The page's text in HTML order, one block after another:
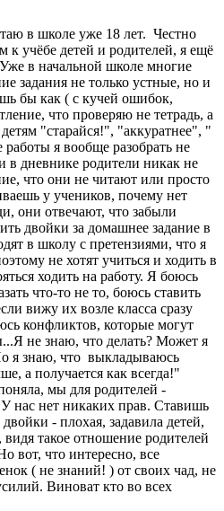
в школе уже 18 лет. Честно
к учёбе детей и родителей, я ещё
Уже в начальной школе многие
задания не только устные, но и
бы как ( с кучей ошибок,
что проверяю не тетрадь, а
"старайся!", "аккуратнее", "
я вообще разобрать не
в дневнике родители никак не
что они не читают или просто
у учеников, почему нет
они отвечают, что забыли
двойки за домашнее задание в
в школу с претензиями, что я
не хотят учиться и ходить в
ходить на работу. Я боюсь
что-то не то, боюсь ставить
вижу их возле класса сразу
конфликтов, которые могут
не знаю, что делать? Может я
я знаю, что выкладываюсь
а получается как всегда!"
мы для родителей -
нас нет никаких прав. Ставишь
- плохая, задавила детей,
такое отношение родителей
вот, что интересно, все
( не знаний! ) от своих чад, не
Виноват кто во всех